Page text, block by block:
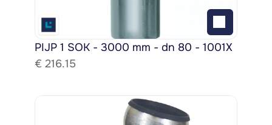
PIJP 1 SOK - 3000 mm - dn 80 - 1001X
€ 216.15